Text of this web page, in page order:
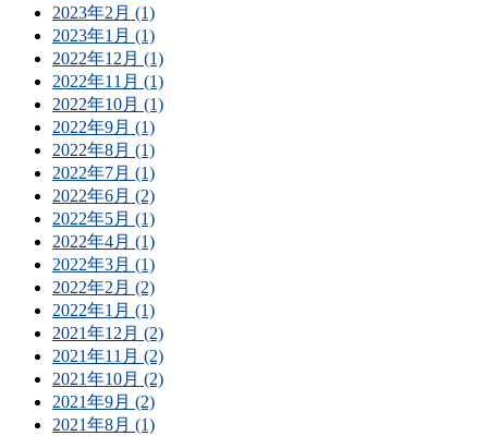
2023年2月 (1)
2023年1月 (1)
2022年12月 (1)
2022年11月 (1)
2022年10月 (1)
2022年9月 (1)
2022年8月 (1)
2022年7月 (1)
2022年6月 (2)
2022年5月 (1)
2022年4月 (1)
2022年3月 (1)
2022年2月 (2)
2022年1月 (1)
2021年12月 (2)
2021年11月 (2)
2021年10月 (2)
2021年9月 (2)
2021年8月 (1)